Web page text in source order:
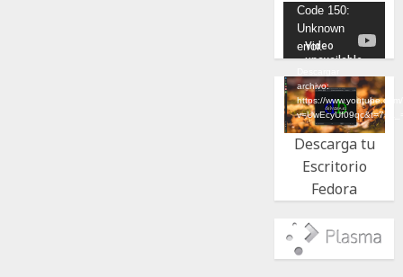
Reproductor
de
vídeo
Code 150:
Unknown
error.
archivo:
https://
Descarga tu
Escritorio
Fedora